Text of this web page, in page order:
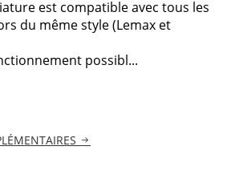
est compatible avec tous les
du même style (Lemax et
possibl...